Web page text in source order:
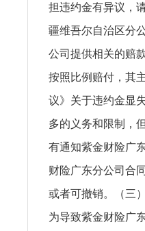
担违约金有异议，
疆维吾尔自治区分
公司提供相关的赔
按照比例赔付，其
议》关于违约金显
多的义务和限制，
有通知紫金财险广
财险广东分公司合
或者可撤销。（三
为导致紫金财险广